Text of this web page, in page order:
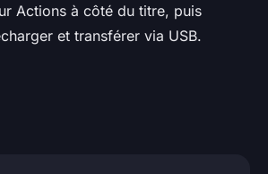
Actions à côté du titre, puis
et transférer via USB.